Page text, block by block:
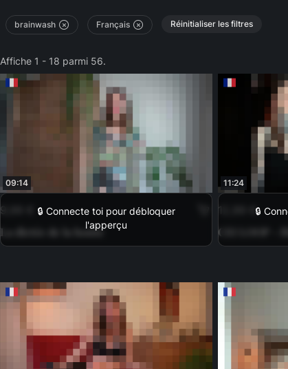
brainwash Français Réinitialiser les filtres
Affiche 1 - 18 parmi 56.
09:14
🔒 Connecte toi pour débloquer
l'apperçu
9,99 €
La dictée de la honte
11:24
🔒
12,99 €
CEI LOOP -